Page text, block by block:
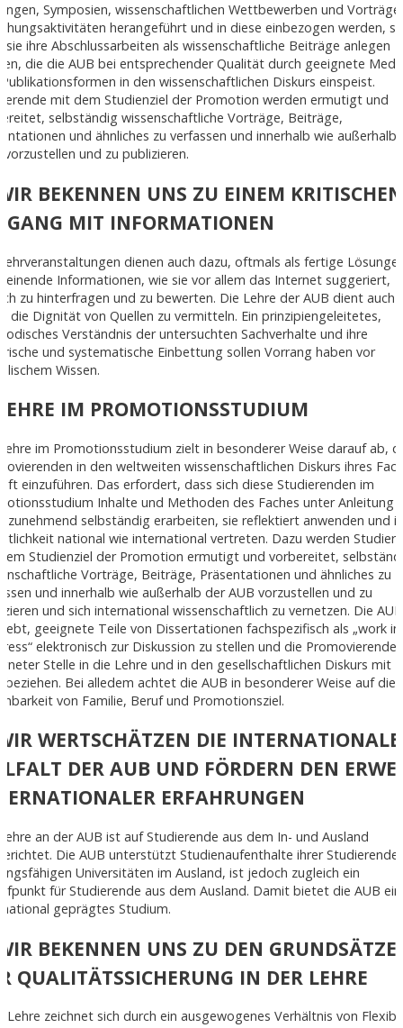
Symposien, wissenschaftlichen Wettbewerben und
herangeführt und in diese einbezogen werden,
sie ihre Abschlussarbeiten als wissenschaftliche Beiträge anlegen
die die AUB bei entsprechender Qualität durch geeignete
in den wissenschaftlichen Diskurs einspeist.
mit dem Studienziel der Promotion werden ermutigt und
selbständig wissenschaftliche Vorträge, Beiträge,
und ähnliches zu verfassen und innerhalb wie außerhalb
vorzustellen und zu publizieren.
BEKENNEN UNS ZU EINEM KRITISCHEN
MIT INFORMATIONEN
dienen auch dazu, oftmals als fertige
Informationen, wie sie vor allem das Internet suggeriert,
zu hinterfragen und zu bewerten. Die Lehre der AUB dient auch
die Dignität von Quellen zu vermitteln. Ein prinzipiengeleitetes,
Verständnis der untersuchten Sachverhalte und ihre
und systematische Einbettung sollen Vorrang haben vor
Wissen.
IM PROMOTIONSSTUDIUM
im Promotionsstudium zielt in besonderer Weise darauf ab,
in den weltweiten wissenschaftlichen Diskurs ihres
einzuführen. Das erfordert, dass sich diese Studierenden im
Inhalte und Methoden des Faches unter Anleitung
zunehmend selbständig erarbeiten, sie reflektiert anwenden und
national wie international vertreten. Dazu werden
Studienziel der Promotion ermutigt und vorbereitet,
Vorträge, Beiträge, Präsentationen und ähnliches zu
und innerhalb wie außerhalb der AUB vorzustellen und zu
und sich international wissenschaftlich zu vernetzen. Die
geeignete Teile von Dissertationen fachspezifisch als „work in
elektronisch zur Diskussion zu stellen und die
Stelle in die Lehre und in den gesellschaftlichen Diskurs mit
Bei alledem achtet die AUB in besonderer Weise auf die
von Familie, Beruf und Promotionsziel.
WERTSCHÄTZEN DIE INTERNATIONALE
DER AUB UND FÖRDERN DEN
ERFAHRUNGEN
an der AUB ist auf Studierende aus dem In- und Ausland
Die AUB unterstützt Studienaufenthalte ihrer
Universitäten im Ausland, ist jedoch zugleich ein
für Studierende aus dem Ausland. Damit bietet die AUB ein
geprägtes Studium.
BEKENNEN UNS ZU DEN
QUALITÄTSSICHERUNG IN DER LEHRE
Lehre zeichnet sich durch ein ausgewogenes Verhältnis von